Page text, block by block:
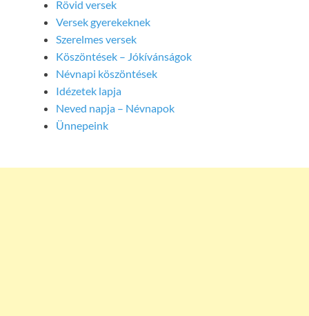
Rövid versek
Versek gyerekeknek
Szerelmes versek
Köszöntések – Jókívánságok
Névnapi köszöntések
Idézetek lapja
Neved napja – Névnapok
Ünnepeink